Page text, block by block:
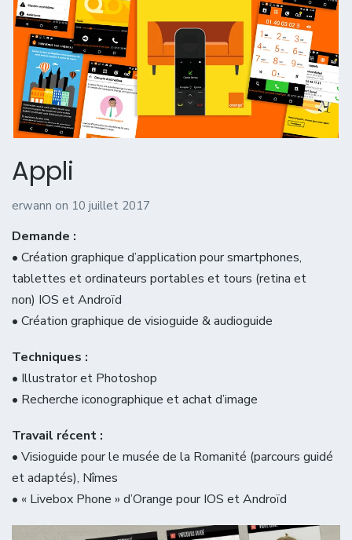
Appli
erwann on 10 juillet 2017
Demande :
• Création graphique d’application pour smartphones,
tablettes et ordinateurs portables et tours (retina et
non) IOS et Androïd
• Création graphique de visioguide & audioguide
Techniques :
• Illustrator et Photoshop
• Recherche iconographique et achat d’image
Travail récent :
• Visioguide pour le musée de la Romanité (parcours guidé
et adaptés), Nîmes
• « Livebox Phone » d’Orange pour IOS et Androïd